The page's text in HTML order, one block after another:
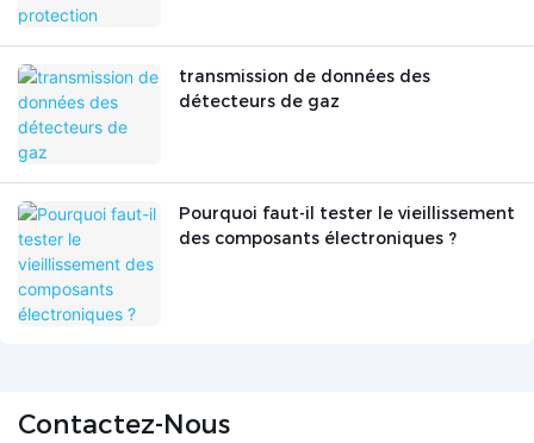
transmission de données des
détecteurs de gaz
Pourquoi faut-il tester le vieillissement
des composants électroniques ?
Contactez-Nous